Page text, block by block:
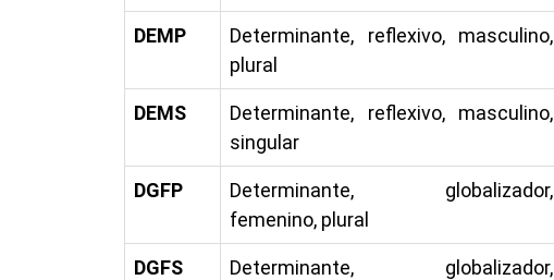
DEMP
Determinante, reflexivo, masculino,
plural
DEMS
Determinante, reflexivo, masculino,
singular
DGFP
Determinante, globalizador,
femenino, plural
DGFS
Determinante, globalizador,